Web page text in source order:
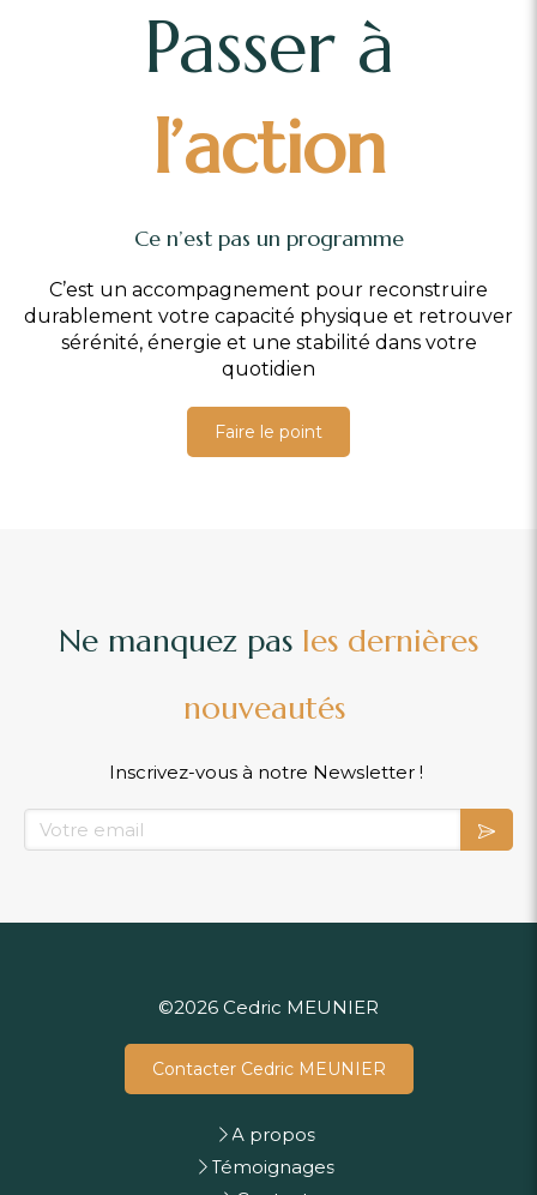
Passer à
l’action
Ce n’est pas un programme
C’est un accompagnement pour reconstruire
durablement votre capacité physique et retrouver
sérénité, énergie et une stabilité dans votre
quotidien
Faire le point
Ne manquez pas les dernières
nouveautés
Inscrivez-vous à notre Newsletter !
Votre email
©2026 Cedric MEUNIER
Contacter Cedric MEUNIER
A propos
Témoignages